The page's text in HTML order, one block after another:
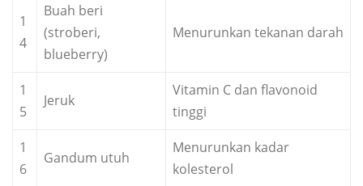
1
4
Buah beri
(stroberi,
blueberry)
Menurunkan tekanan darah
1
5
Jeruk
Vitamin C dan flavonoid
tinggi
1
6
Gandum utuh
Menurunkan kadar
kolesterol